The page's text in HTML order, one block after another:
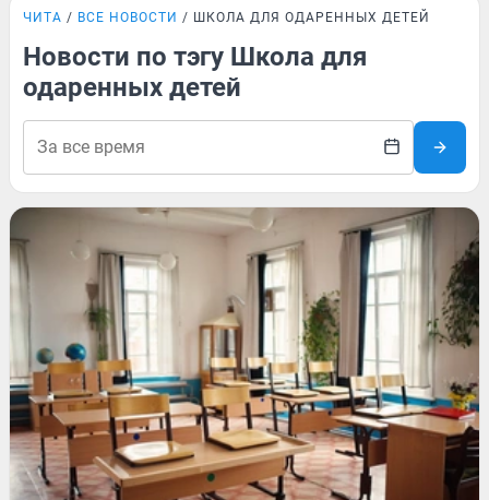
ЧИТА ВСЕ НОВОСТИ ШКОЛА ДЛЯ ОДАРЕННЫХ ДЕТЕЙ
Новости по тэгу Школа для
одаренных детей